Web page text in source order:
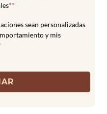
*
sean personalizadas
y mis